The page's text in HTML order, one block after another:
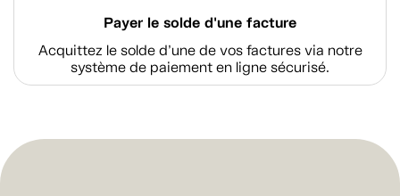
Payer le solde d'une facture
Acquittez le solde d’une de vos factures via notre
système de paiement en ligne sécurisé.